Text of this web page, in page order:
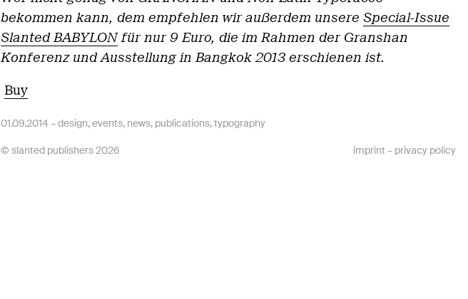
bekommen kann, dem empfehlen wir außerdem unsere Special-Issue
Slanted BABYLONfür nur 9 Euro, die im Rahmen der Granshan
Konferenz und Ausstellung in Bangkok 2013 erschienen ist.
Buy
01.09.2014 –design,events, news, publications,typography
© slanted publishers 2026 imprint – privacy policy